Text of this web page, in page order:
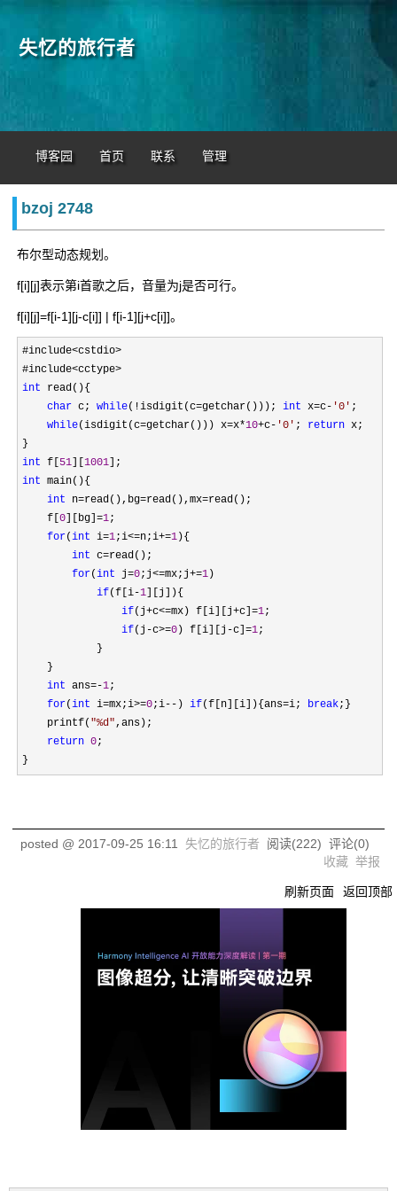
失忆的旅行者
博客园 首页 联系 管理
bzoj 2748
布尔型动态规划。
f[i][j]表示第i首歌之后，音量为j是否可行。
f[i][j]=f[i-1][j-c[i]] | f[i-1][j+c[i]]。
#include<cstdio>
#include
int read(){
char c; while(!isdigit(c=getchar())); int x=c- '0 ' ;
while(isdigit(c=getchar())) x=x*10+c- '0 ' ; return x;
int f[ 51 1001
int main(){
int n=read(),bg=read(),mx=read();
    f[
0 ][bg]=1;
for(int i=1;i<=n;i+=1 ){
int c=read();
for(int j=0;j<=mx;j+=1 )
if(f[i-1 ][j]){
if(j+c<=mx) f[i][j+c]=1;
if(j-c>=0 ) f[i][j-c]=1;
            }
    }
int ans=-1;
for(int i=mx;i>=0;i--) if(f[n][i]){ans=i; break;}
    printf(
"%d",ans);
return 0;
}
posted @ 2017-09-25 16:11 失忆的旅行者 阅读(222) 评论(0)
收藏 举报
刷新页面 返回顶部